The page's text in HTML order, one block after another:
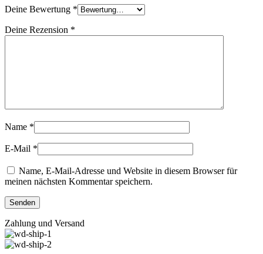
Deine Bewertung *
Deine Rezension *
Name *
E-Mail *
Name, E-Mail-Adresse und Website in diesem Browser für
meinen nächsten Kommentar speichern.
Zahlung und Versand